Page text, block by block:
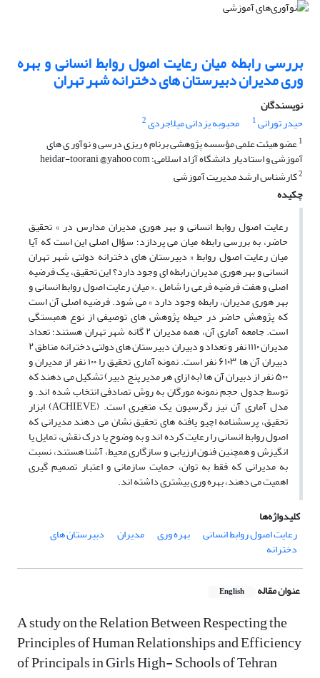
بررسی رابطه میان رعایت اصول روابط انسانی و بهره
وری مدیران دبیرستان های دخترانه شهر تهران
نویسندگان
حیدر تورانی1 محبوبه یزدانی میلاجردی2
1عضو هیئت علمی مؤسسه پژوهشی برنام ه ریزی درسی و نوآور ی های
آموزشی و استادیار دانشگاه آزاد اسلامی؛ heidar-toorani @yahoo com
2کارشناس ارشد مدیریت آموزشی
چکیده
رعایت اصول روابط انسانی و بهر هوری مدیران مدارس در » تحقیق
حاضر، به بررسی رابطه میان می پردازد؛ سؤال اصلی این است که آیا
میان رعایت اصول روابط « دبیرستان های دخترانه دولتی شهر تهران
انسانی و بهر هوری مدیران رابطه ای وجود دارد؟ این تحقیق، یک فرضیه
اصلی و هفت فرضیه فرعی را شامل .« میان رعایت اصول روابط انسانی و
بهر هوری مدیران، رابطه وجود دارد » می شود. فرضیه اصلی آن است
که پژوهش حاضر در حیطه پژوهش های توصیفی از نوع همبستگی
است. جامعه آماری آن، همه مدیران ۲ گانه شهر تهران هستند؛ تعداد
مدیران ۱۱۱۰ نفر و تعداد و دبیران دبیرستان های دولتی دخترانه مناطق ۲
دبیران آن ها ۶۱۰۳ نفر است. نمونه آماری تحقیق را ۱۰۰ نفر از مدیران و
۵۰۰ نفر از دبیران آن ها (به ازای هر مدیر پنج دبیر) تشکیل می دهند که
توسط جدول حجم نمونه مورگان به روش تصادفی انتخاب شده اند. و
مدل آماری آن نیز رگرسیون یک متغیری است. (ACHIEVE) ابزار
تحقیق، پرسشنامه اچیو یافته های تحقیق نشان می دهند مدیرانی که
اصول روابط انسانی را رعایت کرده اند و به وضوح یا درک نقش، تمایل یا
انگیزش و همچنین فنون ارزیابی و سازگاری محیط، آشنا هستند، نسبت
به مدیرانی که فقط به توان، حمایت سازمانی و اعتبار تصمیم گیری
اهمیت می دهند، بهره وری بیشتری داشته اند.
کلیدواژه‌ها
رعایت اصول روابط انسانی
بهره وری مدیران دبیرستان های
دخترانه
عنوان مقاله English
A study on the Relation Between Respecting the
Principles of Human Relationships and Efficiency
of Principals in Girls High- Schools of Tehran